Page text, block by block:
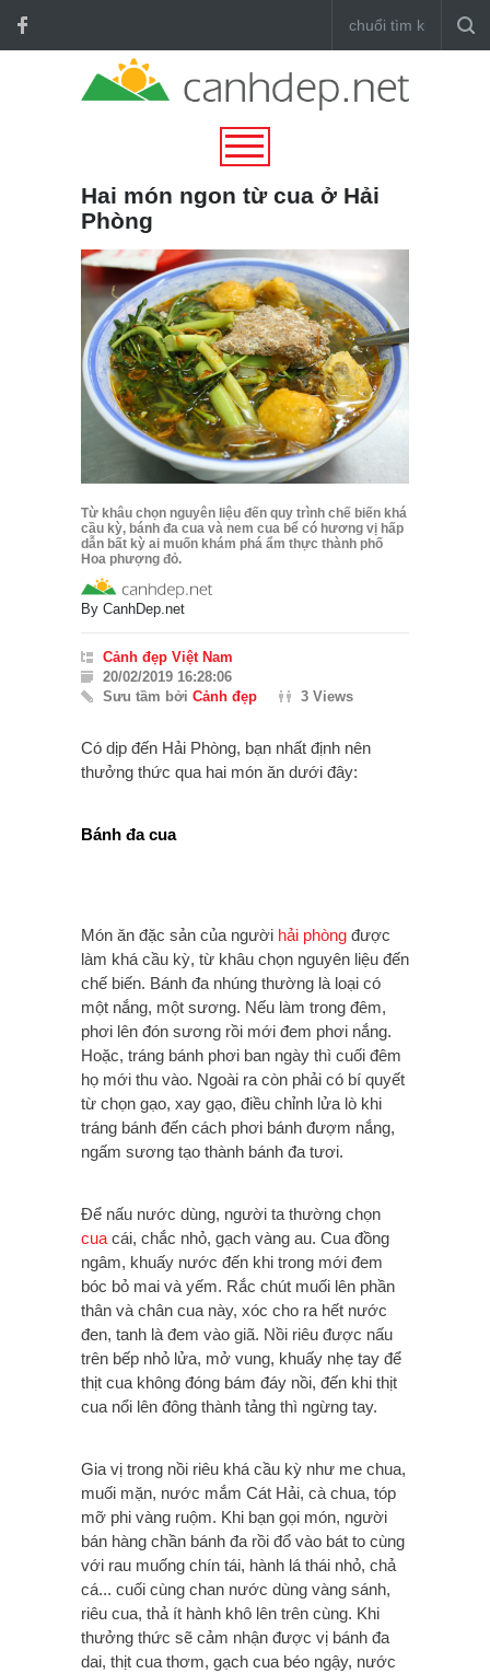
Hai món ngon từ cua ở Hải
Phòng
Từ khâu chọn nguyên liệu đến quy trình chế biến khá
cầu kỳ, bánh đa cua và nem cua bể có hương vị hấp
dẫn bất kỳ ai muốn khám phá ẩm thực thành phố
Hoa phượng đỏ.
By CanhDep.net
Cảnh đẹp Việt Nam
20/02/2019 16:28:06
Sưu tầm bởi Cảnh đẹp 3 Views
Có dịp đến Hải Phòng, bạn nhất định nên
thưởng thức qua hai món ăn dưới đây:
Bánh đa cua
Món ăn đặc sản của người hải phòng được
làm khá cầu kỳ, từ khâu chọn nguyên liệu đến
chế biến. Bánh đa nhúng thường là loại có
một nắng, một sương. Nếu làm trong đêm,
phơi lên đón sương rồi mới đem phơi nắng.
Hoặc, tráng bánh phơi ban ngày thì cuối đêm
họ mới thu vào. Ngoài ra còn phải có bí quyết
từ chọn gạo, xay gạo, điều chỉnh lửa lò khi
tráng bánh đến cách phơi bánh đượm nắng,
ngấm sương tạo thành bánh đa tươi.
Để nấu nước dùng, người ta thường chọn
cua cái, chắc nhỏ, gạch vàng au. Cua đồng
ngâm, khuấy nước đến khi trong mới đem
bóc bỏ mai và yếm. Rắc chút muối lên phần
thân và chân cua này, xóc cho ra hết nước
đen, tanh là đem vào giã. Nồi riêu được nấu
trên bếp nhỏ lửa, mở vung, khuấy nhẹ tay để
thịt cua không đóng bám đáy nồi, đến khi thịt
cua nổi lên đông thành tảng thì ngừng tay.
Gia vị trong nồi riêu khá cầu kỳ như me chua,
muối mặn, nước mắm Cát Hải, cà chua, tóp
mỡ phi vàng ruộm. Khi bạn gọi món, người
bán hàng chần bánh đa rồi đổ vào bát to cùng
với rau muống chín tái, hành lá thái nhỏ, chả
cá... cuối cùng chan nước dùng vàng sánh,
riêu cua, thả ít hành khô lên trên cùng. Khi
thưởng thức sẽ cảm nhận được vị bánh đa
dai, thịt cua thơm, gạch cua béo ngậy, nước